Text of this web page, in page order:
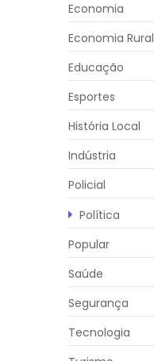
Economia
Economia Rural
Educação
Esportes
História Local
Indústria
Policial
Política
Popular
Saúde
Segurança
Tecnologia